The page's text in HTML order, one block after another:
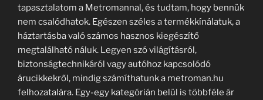
tapasztalatom a Metromannal, és tudtam, hogy bennük
nem csalódhatok. Egészen széles a termékkínálatuk, a
háztartásba való számos hasznos kiegészítő
megtalálható náluk. Legyen szó világításról,
biztonságtechnikáról vagy autóhoz kapcsolódó
árucikkekről, mindig számíthatunk a metroman.hu
felhozatalára. Egy-egy kategórián belül is többféle ár